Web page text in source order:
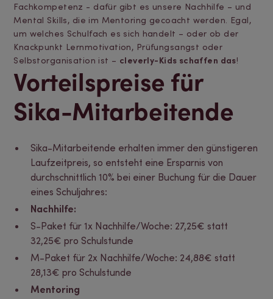
Fachkompetenz - dafür gibt es unsere Nachhilfe – und
Mental Skills, die im Mentoring gecoacht werden. Egal,
um welches Schulfach es sich handelt – oder ob der
Knackpunkt Lernmotivation, Prüfungsangst oder
Selbstorganisation ist – cleverly-Kids schaffen das!
Vorteilspreise für
Sika-Mitarbeitende
Sika-Mitarbeitende erhalten immer den günstigeren
Laufzeitpreis, so entsteht eine Ersparnis von
durchschnittlich 10% bei einer Buchung für die Dauer
eines Schuljahres:
Nachhilfe:
S-Paket für 1x Nachhilfe/Woche: 27,25€ statt
32,25€ pro Schulstunde
M-Paket für 2x Nachhilfe/Woche: 24,88€ statt
28,13€ pro Schulstunde
Mentoring